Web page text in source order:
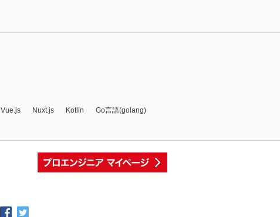
Vue.js Nuxt.js Kotlin
Go言語(golang)